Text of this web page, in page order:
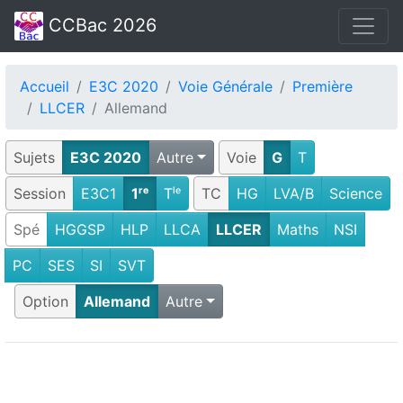
CCBac 2026
Accueil E3C 2020 Voie Générale
Première
LLCER
Allemand
Sujets E3C 2020 Autre Voie G
T
Session
E3C1 1ʳᵉ Tˡᵉ TC HG LVA/B
Science
Spé
HGGSP HLP LLCA LLCER Maths
NSI
PC
SES SI
SVT
Option
Allemand Autre